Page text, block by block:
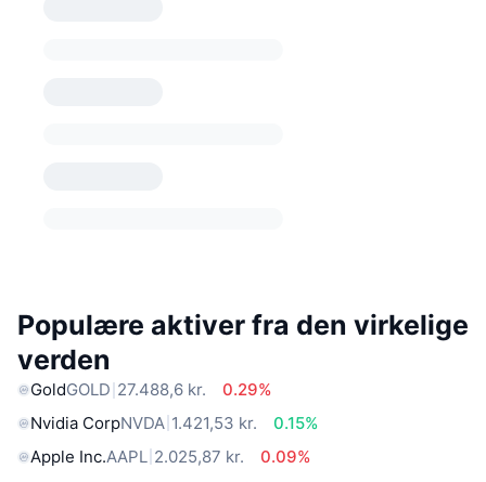
Populære aktiver fra den virkelige
verden
GoldGOLD 27.488,6 kr.
0.29%
Nvidia CorpNVDA 1.421,53 kr.
0.15%
Apple Inc.AAPL 2.025,87 kr.
0.09%